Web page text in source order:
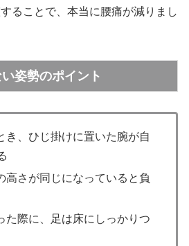
ることで、本当に腰痛が減りまし
姿勢のポイント
き、ひじ掛けに置いた腕が自
高さが同じになっていると負
た際に、足は床にしっかりつ